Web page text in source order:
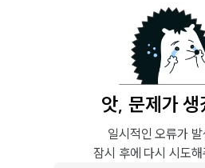
앗, 문제가
일시적인 오류가
잠시 후에 다시 시도